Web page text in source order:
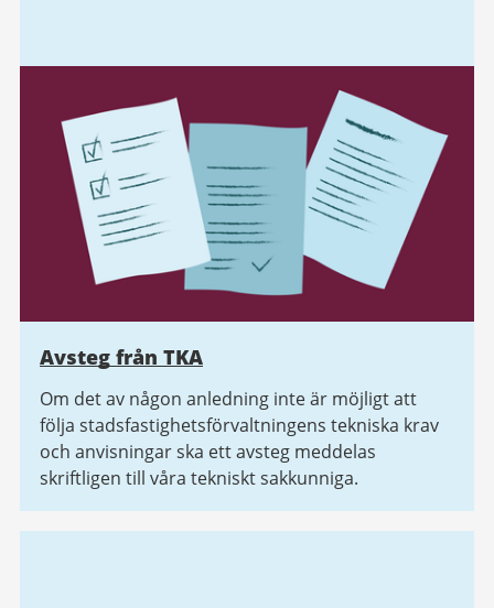
Avsteg från TKA
Om det av någon anledning inte är möjligt att
följa stadsfastighetsförvaltningens tekniska krav
och anvisningar ska ett avsteg meddelas
skriftligen till våra tekniskt sakkunniga.